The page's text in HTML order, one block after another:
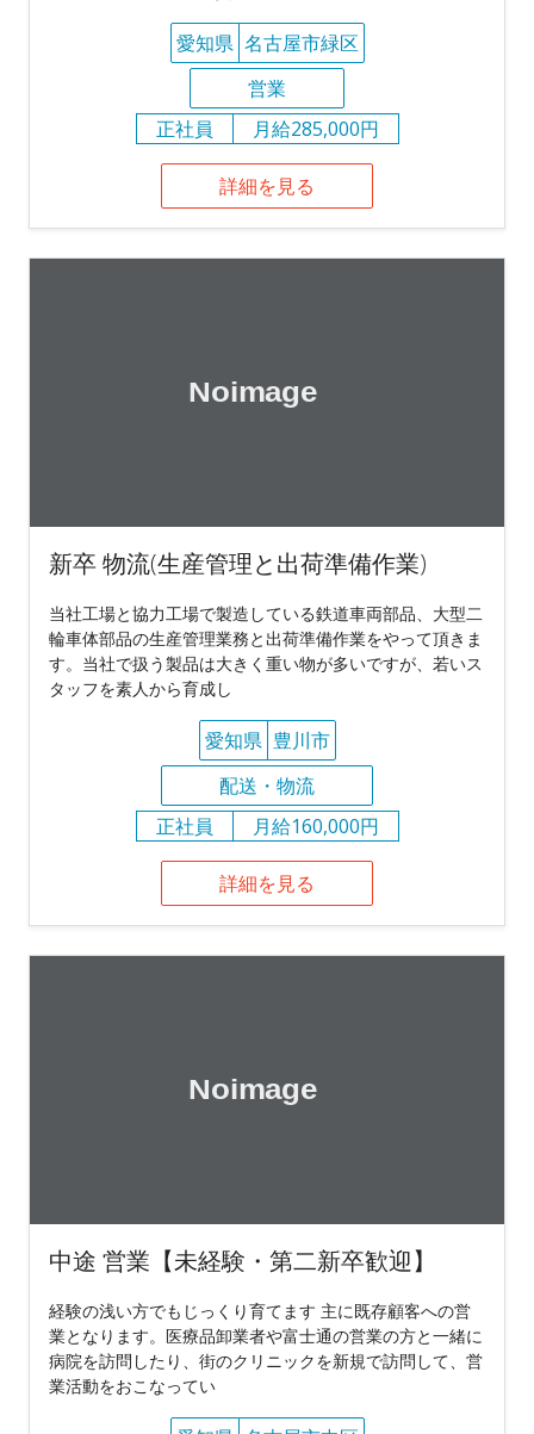
愛知県 名古屋市緑区
営業
正社員
月給285,000円
詳細を見る
新卒 物流(生産管理と出荷準備作業)
当社工場と協力工場で製造している鉄道車両部品、大型二
輪車体部品の生産管理業務と出荷準備作業をやって頂きま
す。当社で扱う製品は大きく重い物が多いですが、若いス
タッフを素人から育成し
愛知県 豊川市
配送・物流
正社員
月給160,000円
詳細を見る
中途 営業【未経験・第二新卒歓迎】
経験の浅い方でもじっくり育てます 主に既存顧客への営
業となります。医療品卸業者や富士通の営業の方と一緒に
病院を訪問したり、街のクリニックを新規で訪問して、営
業活動をおこなってい